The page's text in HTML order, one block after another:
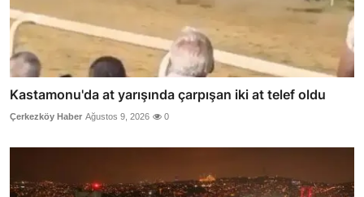
Kastamonu'da at yarışında çarpışan iki at telef oldu
Çerkezköy Haber Ağustos 9, 2026 0